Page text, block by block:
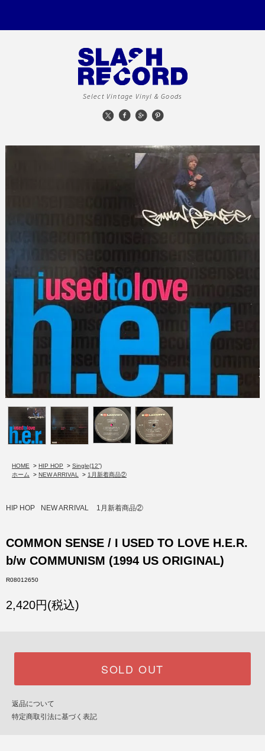
Select Vintage Vinyl & Goods
HOME > HIP HOP > Single(12”)
ホーム
> NEW ARRIVAL > 1月新着商品②
HIP HOP NEW ARRIVAL 1月新着商品②
COMMON SENSE / I USED TO LOVE H.E.R.
b/w COMMUNISM (1994 US ORIGINAL)
R08012650
2,420円(税込)
SOLD OUT
返品について
特定商取引法に基づく表記